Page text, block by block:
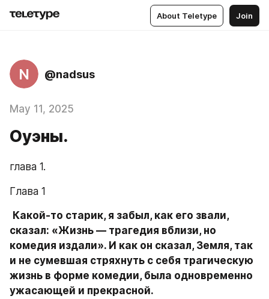
About Teletype Join
N @nadsus
May 11, 2025
Оуэны.
глава 1.
Глава 1
Какой-то старик, я забыл, как его звали,
сказал: «Жизнь — трагедия вблизи, но
комедия издали». И как он сказал, Земля, так
и не сумевшая стряхнуть с себя трагическую
жизнь в форме комедии, была одновременно
ужасающей и прекрасной.